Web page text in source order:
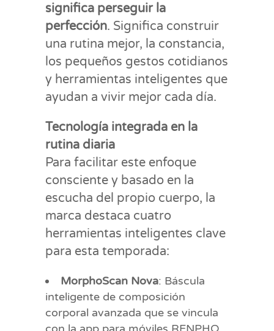
significa perseguir la
perfección. Significa construir
una rutina mejor, la constancia,
los pequeños gestos cotidianos
y herramientas inteligentes que
ayudan a vivir mejor cada día.
Tecnología integrada en la
rutina diaria
Para facilitar este enfoque
consciente y basado en la
escucha del propio cuerpo, la
marca destaca cuatro
herramientas inteligentes clave
para esta temporada:
MorphoScan Nova: Báscula
inteligente de composición
corporal avanzada que se vincula